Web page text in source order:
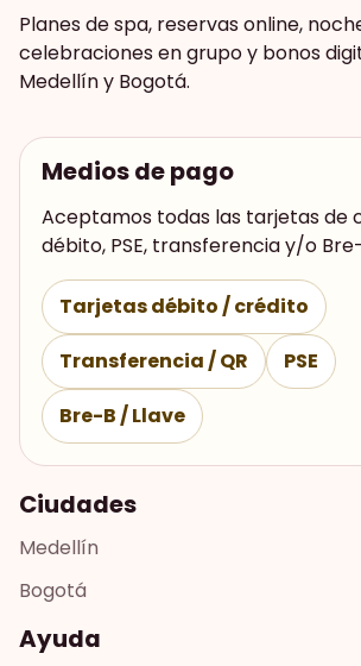
Planes de spa, reservas online,
celebraciones en grupo y bonos
Medellín y Bogotá.
Medios de pago
Aceptamos todas las tarjetas de
débito, PSE, transferencia y/o
Tarjetas débito / crédito
Transferencia / QR
PSE
Bre-B / Llave
Ciudades
Medellín
Bogotá
Ayuda